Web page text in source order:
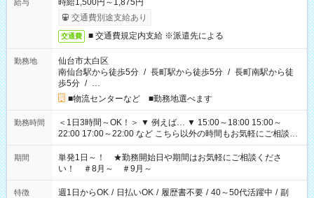
給与
時給1,500円～1,875円
交通費別途支給あり
交通費 ■ 交通費規定内支給 ※派遣先による
勤務地
仙台市太白区
南仙台駅から徒歩5分 / 長町駅から徒歩5分 / 長町南駅から徒
歩5分 / …
■物流センターなど ■勤務地選べます
勤務時間
＜1日3時間～OK！＞ ▼ 例えば… ▼ 15:00～18:00 15:00～
22:00 17:00～22:00 など こちら以外の時間もお気軽にご相談く
ださい！
期間
単発1日～！ ★勤務開始日や期間はお気軽にご相談くださ
い！ ＃8月～ ＃9月～
特徴 週1日からOK / 日払いOK / 履歴書不要 / 40～50代活躍中 / 副